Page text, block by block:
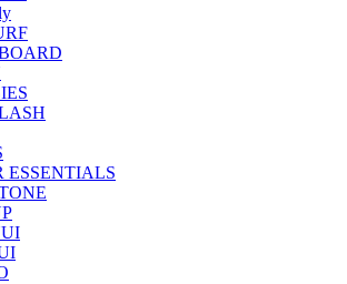
ESSENTIALS